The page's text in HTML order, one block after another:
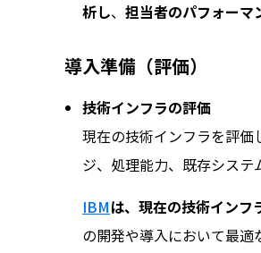
析し、 担当者のパフォーマ
導入準備（評価）
技術インフラの評価
現在の技術インフラを評
ジ、処理能力、既存システ
IBMは、現在の技術インフ
の開発や導入において最適